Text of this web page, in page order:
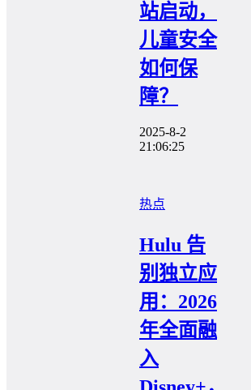
站启动，
儿童安全
如何保
障？
2025-8-2
21:06:25
热点
Hulu 告
别独立应
用：2026
年全面融
入